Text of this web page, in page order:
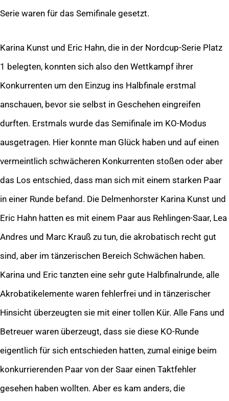
Serie waren für das Semifinale gesetzt.
Karina Kunst und Eric Hahn, die in der Nordcup-Serie Platz
1 belegten, konnten sich also den Wettkampf ihrer
Konkurrenten um den Einzug ins Halbfinale erstmal
anschauen, bevor sie selbst in Geschehen eingreifen
durften. Erstmals wurde das Semifinale im KO-Modus
ausgetragen. Hier konnte man Glück haben und auf einen
vermeintlich schwächeren Konkurrenten stoßen oder aber
das Los entschied, dass man sich mit einem starken Paar
in einer Runde befand. Die Delmenhorster Karina Kunst und
Eric Hahn hatten es mit einem Paar aus Rehlingen-Saar, Lea
Andres und Marc Krauß zu tun, die akrobatisch recht gut
sind, aber im tänzerischen Bereich Schwächen haben.
Karina und Eric tanzten eine sehr gute Halbfinalrunde, alle
Akrobatikelemente waren fehlerfrei und in tänzerischer
Hinsicht überzeugten sie mit einer tollen Kür. Alle Fans und
Betreuer waren überzeugt, dass sie diese KO-Runde
eigentlich für sich entschieden hatten, zumal einige beim
konkurrierenden Paar von der Saar einen Taktfehler
gesehen haben wollten. Aber es kam anders, die